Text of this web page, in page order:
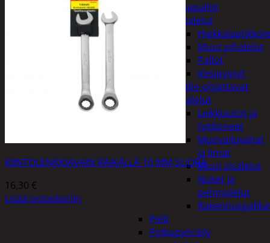
Ilmapallot
Pihalelut
Muut pihalelut
Pallot
Vesipyssyt
Radio-ohjattavat
Sisälelut
Leikkiautot ja
työkoneet
Muovailuvahat
ja limat
Muut sisälelut
Nuket ja
pehmolelut
Pelit
Polkupyöräily
KIINTOLENKKIAVAIN RÄIKÄLLÄ 10 MM SUORA
16,30 €
Lisää ostoskoriin